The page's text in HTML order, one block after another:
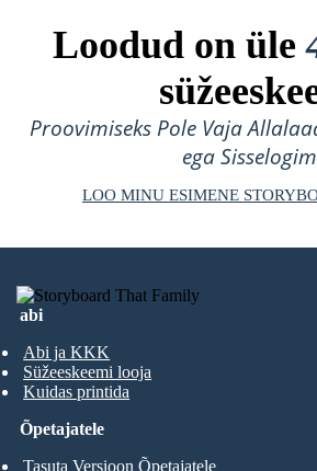
Loodud on üle
Proovimiseks Pole Vaja
ega
LOO MINU ESIMENE
abi
Abi ja KKK
Süžeeskeemi looja
Kuidas printida
Õpetajatele
Tasuta Versioon Õpetajatele